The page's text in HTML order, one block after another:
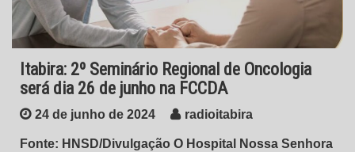
Itabira: 2º Seminário Regional de Oncologia
será dia 26 de junho na FCCDA
24 de junho de 2024 radioitabira
Fonte: HNSD/Divulgação O Hospital Nossa Senhora